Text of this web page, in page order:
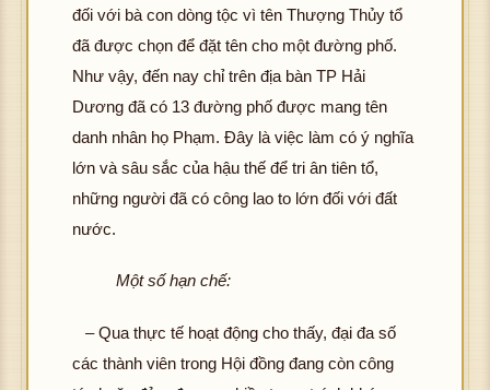
đối với bà con dòng tộc vì tên Thượng Thủy tổ
đã được chọn để đặt tên cho một đường phố.
Như vậy, đến nay chỉ trên địa bàn TP Hải
Dương đã có 13 đường phố được mang tên
danh nhân họ Phạm. Đây là việc làm có ý nghĩa
lớn và sâu sắc của hậu thế để tri ân tiên tổ,
những người đã có công lao to lớn đối với đất
nước.
Một số hạn chế:
– Qua thực tế hoạt động cho thấy, đại đa số
các thành viên trong Hội đồng đang còn công